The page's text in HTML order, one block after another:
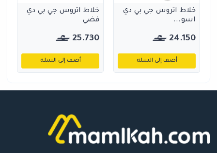
خلاط اتروس جي بي دي
اسو...
24.150
أضف إلى السلة
خلاط اتروس جي بي دي
فضي
25.730
أضف إلى السلة